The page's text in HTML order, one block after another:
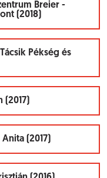
Breier -
(2018)
Pékség és
(2017)